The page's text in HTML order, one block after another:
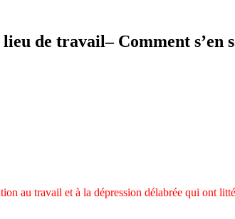
de travail– Comment s’en
au travail et à la dépression délabrée qui ont